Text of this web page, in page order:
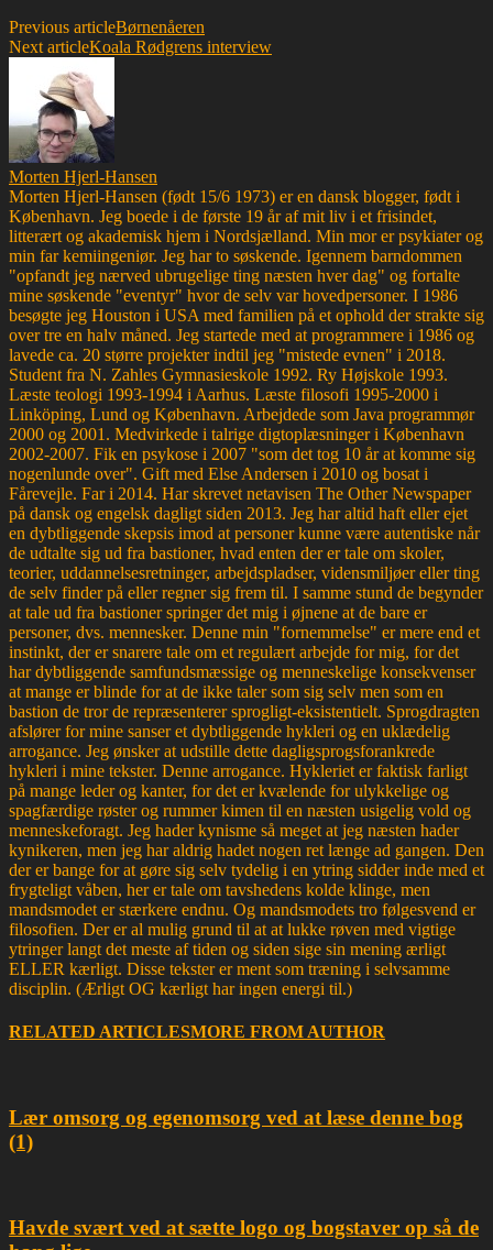
Previous articleBørnenåeren
Next articleKoala Rødgrens interview
Morten Hjerl-Hansen
Morten Hjerl-Hansen (født 15/6 1973) er en dansk blogger, født i
København. Jeg boede i de første 19 år af mit liv i et frisindet,
litterært og akademisk hjem i Nordsjælland. Min mor er psykiater og
min far kemiingeniør. Jeg har to søskende. Igennem barndommen
"opfandt jeg nærved ubrugelige ting næsten hver dag" og fortalte
mine søskende "eventyr" hvor de selv var hovedpersoner. I 1986
besøgte jeg Houston i USA med familien på et ophold der strakte sig
over tre en halv måned. Jeg startede med at programmere i 1986 og
lavede ca. 20 større projekter indtil jeg "mistede evnen" i 2018.
Student fra N. Zahles Gymnasieskole 1992. Ry Højskole 1993.
Læste teologi 1993-1994 i Aarhus. Læste filosofi 1995-2000 i
Linköping, Lund og København. Arbejdede som Java programmør
2000 og 2001. Medvirkede i talrige digtoplæsninger i København
2002-2007. Fik en psykose i 2007 "som det tog 10 år at komme sig
nogenlunde over". Gift med Else Andersen i 2010 og bosat i
Fårevejle. Far i 2014. Har skrevet netavisen The Other Newspaper
på dansk og engelsk dagligt siden 2013. Jeg har altid haft eller ejet
en dybtliggende skepsis imod at personer kunne være autentiske når
de udtalte sig ud fra bastioner, hvad enten der er tale om skoler,
teorier, uddannelsesretninger, arbejdspladser, vidensmiljøer eller ting
de selv finder på eller regner sig frem til. I samme stund de begynder
at tale ud fra bastioner springer det mig i øjnene at de bare er
personer, dvs. mennesker. Denne min "fornemmelse" er mere end et
instinkt, der er snarere tale om et regulært arbejde for mig, for det
har dybtliggende samfundsmæssige og menneskelige konsekvenser
at mange er blinde for at de ikke taler som sig selv men som en
bastion de tror de repræsenterer sprogligt-eksistentielt. Sprogdragten
afslører for mine sanser et dybtliggende hykleri og en uklædelig
arrogance. Jeg ønsker at udstille dette dagligsprogsforankrede
hykleri i mine tekster. Denne arrogance. Hykleriet er faktisk farligt
på mange leder og kanter, for det er kvælende for ulykkelige og
spagfærdige røster og rummer kimen til en næsten usigelig vold og
menneskeforagt. Jeg hader kynisme så meget at jeg næsten hader
kynikeren, men jeg har aldrig hadet nogen ret længe ad gangen. Den
der er bange for at gøre sig selv tydelig i en ytring sidder inde med et
frygteligt våben, her er tale om tavshedens kolde klinge, men
mandsmodet er stærkere endnu. Og mandsmodets tro følgesvend er
filosofien. Der er al mulig grund til at at lukke røven med vigtige
ytringer langt det meste af tiden og siden sige sin mening ærligt
ELLER kærligt. Disse tekster er ment som træning i selvsamme
disciplin. (Ærligt OG kærligt har ingen energi til.)
RELATED ARTICLESMORE FROM AUTHOR
Lær omsorg og egenomsorg ved at læse denne bog
(1)
Havde svært ved at sætte logo og bogstaver op så de